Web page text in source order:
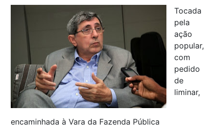
Tocada
pela
ação
popular,
com
pedido
de
liminar,
encaminhada à Vara da Fazenda Pública